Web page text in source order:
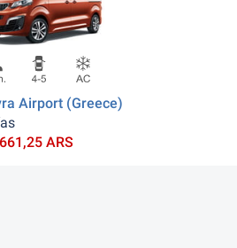
Airport (Greece)
ARS